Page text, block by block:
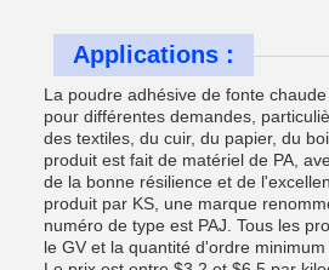
Applications :
La poudre adhésive de fonte
pour différentes demandes,
des textiles, du cuir, du papier, du
produit est fait de matériel de PA,
de la bonne résilience et de
produit par KS, une marque
numéro de type est PAJ. Tous les
le GV et la quantité d'ordre